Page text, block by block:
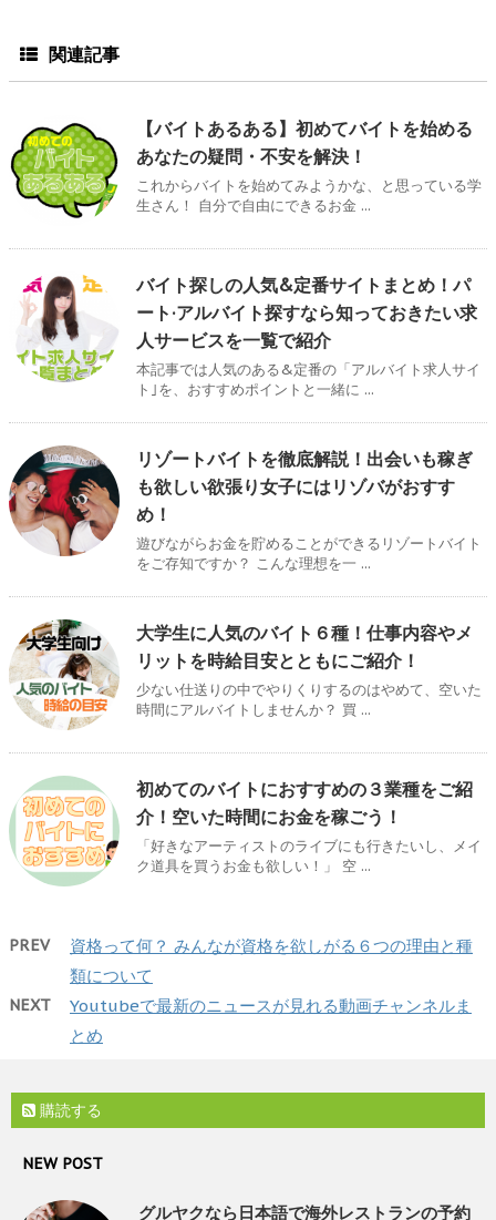
関連記事
【バイトあるある】初めてバイトを始める
あなたの疑問・不安を解決！
これからバイトを始めてみようかな、と思っている学
生さん！ 自分で自由にできるお金 ...
バイト探しの人気&定番サイトまとめ！パ
ート·アルバイト探すなら知っておきたい求
人サービスを一覧で紹介
本記事では人気のある&定番の「アルバイト求人サイ
ト｣を、おすすめポイントと一緒に ...
リゾートバイトを徹底解説！出会いも稼ぎ
も欲しい欲張り女子にはリゾバがおすす
め！
遊びながらお金を貯めることができるリゾートバイト
をご存知ですか？ こんな理想を一 ...
大学生に人気のバイト６種！仕事内容やメ
リットを時給目安とともにご紹介！
少ない仕送りの中でやりくりするのはやめて、空いた
時間にアルバイトしませんか？ 買 ...
初めてのバイトにおすすめの３業種をご紹
介！空いた時間にお金を稼ごう！
「好きなアーティストのライブにも行きたいし、メイ
ク道具を買うお金も欲しい！」 空 ...
PREV
資格って何？ みんなが資格を欲しがる６つの理由と種
類について
NEXT
Youtubeで最新のニュースが見れる動画チャンネルま
とめ
購読する
NEW POST
グルヤクなら日本語で海外レストランの予約